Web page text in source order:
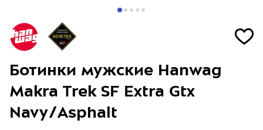
Ботинки мужские Hanwag
Makra Trek SF Extra Gtx
Navy/Asphalt